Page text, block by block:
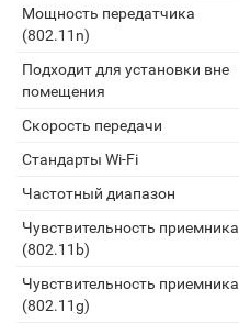
Мощность передатчика
(802.11n)
Подходит для установки вне
помещения
Скорость передачи
Стандарты Wi-Fi
Частотный диапазон
Чувствительность приемника
(802.11b)
Чувствительность приемника
(802.11g)